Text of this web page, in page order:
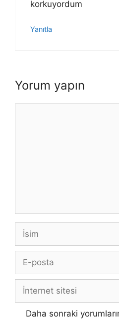
korkuyordum
Yanıtla
Yorum yapın
İsim
posta
İnternet
sitesi
Daha sonraki